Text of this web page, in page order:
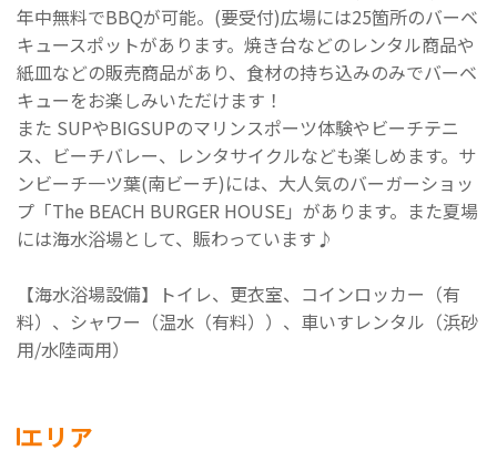
年中無料でBBQが可能。(要受付)広場には25箇所のバーベ
キュースポットがあります。焼き台などのレンタル商品や
紙皿などの販売商品があり、食材の持ち込みのみでバーベ
キューをお楽しみいただけます！
また SUPやBIGSUPのマリンスポーツ体験やビーチテニ
ス、ビーチバレー、レンタサイクルなども楽しめます。サ
ンビーチ一ツ葉(南ビーチ)には、大人気のバーガーショッ
プ「The BEACH BURGER HOUSE」があります。また夏場
には海水浴場として、賑わっています♪
【海水浴場設備】トイレ、更衣室、コインロッカー（有
料）、シャワー（温水（有料））、車いすレンタル（浜砂
用/水陸両用）
エリア